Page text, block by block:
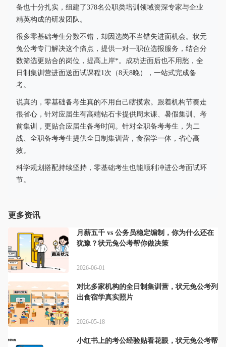
备也十分扎实，组建了378名公职类培训领域资深专家与企业
精英构成的研发团队。
很多零基础考生分数不错，却因选岗不当错失进面机会。状元
兔公考专门解决这个痛点，提供一对一职位选报服务，结合分
数筛选更贴合的岗位，提高上岸*。成功进面后也不用愁，全
日制集训营进面送面试课程1次（8天8晚），一站式完成备
考。
说真的，零基础备考生真的不用自己瞎摸索。跟着机构节奏走
很省心，针对应届生有高端钻石卡提供周末课、暑假集训、考
前集训，更贴合应届生备考时间。针对全职备考考生，为二
战、全职备考考生提供全日制集训营，食宿学一体，省心高
效。
科学规划搭配持续坚持，零基础考生也能顺利冲进公考面试环
节。
更多资讯
月薪五千 vs 公务员稳定编制，你为什么还在
犹豫？状元兔公考帮你做决策
2026-06-01
对比多家机构的全日制集训营，状元兔公考列
出食宿学真实照片
2026-05-18
小红书上的考公经验贴看花眼，状元兔公考帮